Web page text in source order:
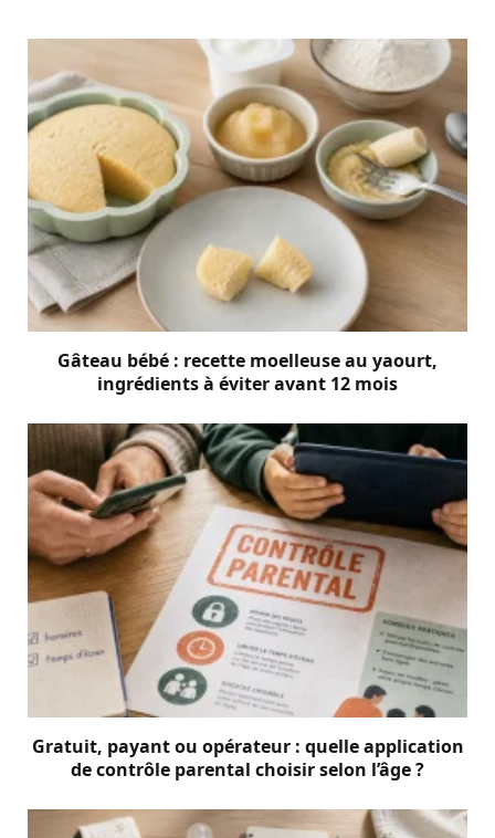
Gâteau bébé : recette moelleuse au yaourt,
ingrédients à éviter avant 12 mois
Gratuit, payant ou opérateur : quelle application
de contrôle parental choisir selon l’âge ?